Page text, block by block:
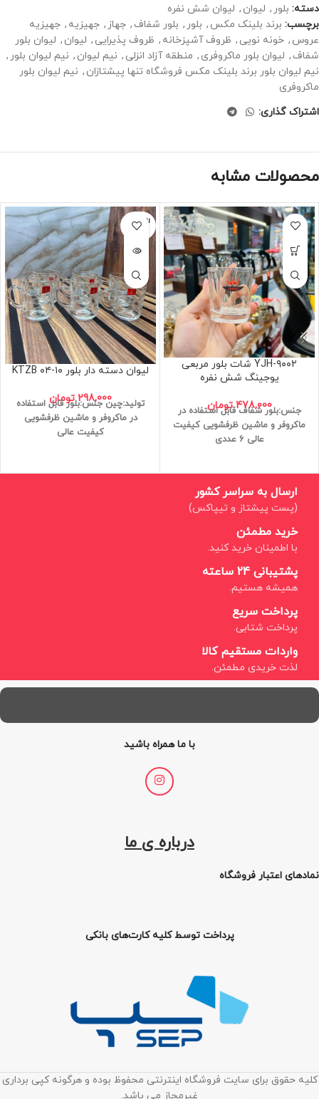
دسته: بلور , لیوان , لیوان شش نفره
برچسب: برند بلینک مکس , بلور , بلور شفاف , جهاز , جهیزیه , جهیزیه
عروس , خونه نویی , ظروف آشپزخانه , ظروف پذیرایی , لیوان , لیوان بلور
شفاف , لیوان بلور ماکروفری , منطقه آزاد انزلی , نیم لیوان , نیم لیوان بلور ,
نیم لیوان بلور برند بلینک مکس فروشگاه تنها پیشتازان , نیم لیوان بلور
ماکروفری
اشتراک گذاری:
محصولات مشابه
YJH-۹۰۰۲ شات بلور مربعی
یوجینگ شش نفره
478,000 تومان جنس:بلور شفاف قابل استفاده در
ماکروفر و ماشین ظرفشویی کیفیت
عالی 6 عددی
اتمام مو
جودی
لیوان دسته دار بلور KTZB ۰۴-۱۰
298,000 تومان تولید:چین جنس:بلور قابل استفاده
در ماکروفر و ماشین ظرفشویی
کیفیت عالی
ارسال به سراسر کشور
(پست پیشتاز و تیپاکس)
خرید مطمئن
با اطمینان خرید کنید.
پشتیبانی 24 ساعته
همیشه هستیم.
پرداخت سریع
پرداخت شتابی.
واردات مستقیم کالا
لذت خریدی مطمئن.
با ما همراه باشید
درباره ی ما
نمادهای اعتبار فروشگاه
پرداخت توسط کلیه کارت‌های بانکی
کلیه حقوق برای سایت فروشگاه اینترنتی محفوظ بوده و هرگونه کپی برداری
غیرمجاز می باشد.